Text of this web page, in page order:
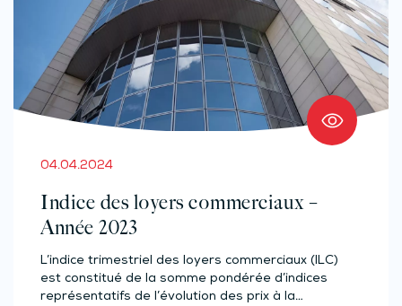
04.04.2024
Indice des loyers commerciaux –
Année 2023
L’indice trimestriel des loyers commerciaux (ILC)
est constitué de la somme pondérée d’indices
représentatifs de l’évolution des prix à la…